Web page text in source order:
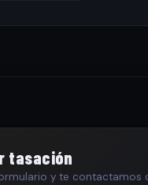
tasación
y te contactamos